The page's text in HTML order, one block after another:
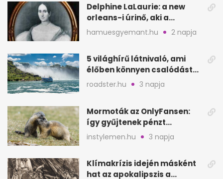
Delphine LaLaurie: a new
orleans-i úrinő, aki a
padláson kínzott
hamuesgyemant.hu 2 napja
5 világhírű látnivaló, ami
élőben könnyen csalódást
okozhat
roadster.hu 3 napja
Mormoták az OnlyFansen:
így gyűjtenek pénzt
amerikai kutatók
instylemen.hu 3 napja
Klímakrízis idején másként
hat az apokalipszis a